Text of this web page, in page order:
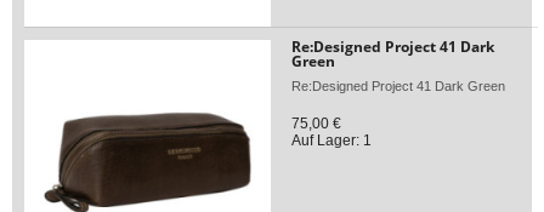
Re:Designed Project 41 Dark
Green
Re:Designed Project 41 Dark Green
75,00 €
Auf Lager: 1